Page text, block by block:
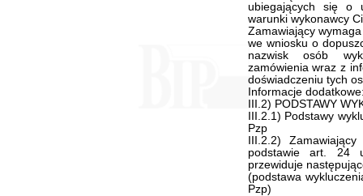
ubiegających się o
warunki wykonawcy
Zamawiający
we wniosku o
nazwisk osób
zamówienia wraz z
doświadczeniu tych
Informacje
III.2) PODSTAWY
III.2.1) Podstawy
Pzp
III.2.2)
podstawie art. 24
przewiduje
(podstawa
Pzp)